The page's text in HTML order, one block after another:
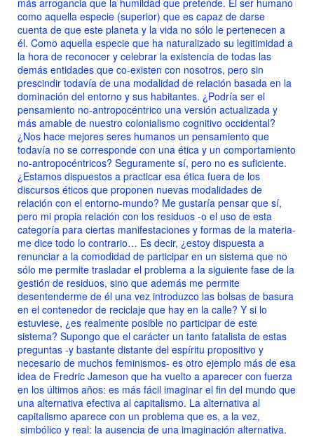
más arrogancia que la humildad que pretende. El ser humano
como aquella especie (superior) que es capaz de darse
cuenta de que este planeta y la vida no sólo le pertenecen a
él. Como aquella especie que ha naturalizado su legitimidad a
la hora de reconocer y celebrar la existencia de todas las
demás entidades que co-existen con nosotros, pero sin
prescindir todavía de una modalidad de relación basada en la
dominación del entorno y sus habitantes. ¿Podría ser el
pensamiento no-antropocéntrico una versión actualizada y
más amable de nuestro colonialismo cognitivo occidental?
¿Nos hace mejores seres humanos un pensamiento que
todavía no se corresponde con una ética y un comportamiento
no-antropocéntricos? Seguramente sí, pero no es suficiente.
¿Estamos dispuestos a practicar esa ética fuera de los
discursos éticos que proponen nuevas modalidades de
relación con el entorno-mundo? Me gustaría pensar que sí,
pero mi propia relación con los residuos -o el uso de esta
categoría para ciertas manifestaciones y formas de la materia-
me dice todo lo contrario… Es decir, ¿estoy dispuesta a
renunciar a la comodidad de participar en un sistema que no
sólo me permite trasladar el problema a la siguiente fase de la
gestión de residuos, sino que además me permite
desentenderme de él una vez introduzco las bolsas de basura
en el contenedor de reciclaje que hay en la calle? Y si lo
estuviese, ¿es realmente posible no participar de este
sistema? Supongo que el carácter un tanto fatalista de estas
preguntas -y bastante distante del espíritu propositivo y
necesario de muchos feminismos- es otro ejemplo más de esa
idea de Fredric Jameson que ha vuelto a aparecer con fuerza
en los últimos años: es más fácil imaginar el fin del mundo que
una alternativa efectiva al capitalismo. La alternativa al
capitalismo aparece con un problema que es, a la vez,
simbólico y real: la ausencia de una imaginación alternativa.